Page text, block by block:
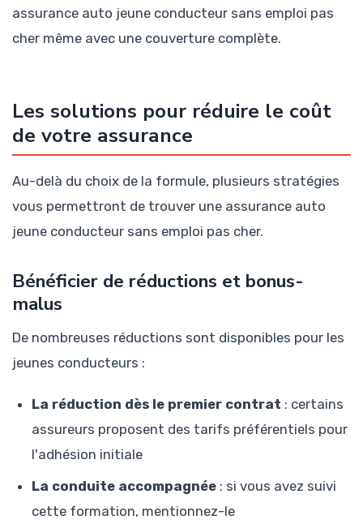
assurance auto jeune conducteur sans emploi pas
cher même avec une couverture complète.
Les solutions pour réduire le coût
de votre assurance
Au-delà du choix de la formule, plusieurs stratégies
vous permettront de trouver une assurance auto
jeune conducteur sans emploi pas cher.
Bénéficier de réductions et bonus-
malus
De nombreuses réductions sont disponibles pour les
jeunes conducteurs :
La réduction dès le premier contrat : certains
assureurs proposent des tarifs préférentiels pour
l'adhésion initiale
La conduite accompagnée : si vous avez suivi
cette formation, mentionnez-le